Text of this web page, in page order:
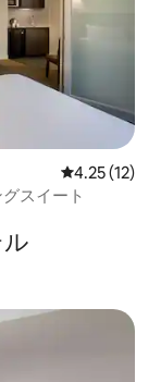
レビュー12
4.25 (12)
スイート